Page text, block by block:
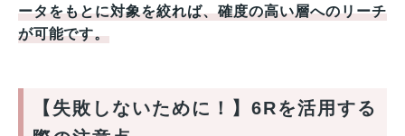
ータをもとに対象を絞れば、確度の高い層へのリーチ
が可能です。
【失敗しないために！】6Rを活用する